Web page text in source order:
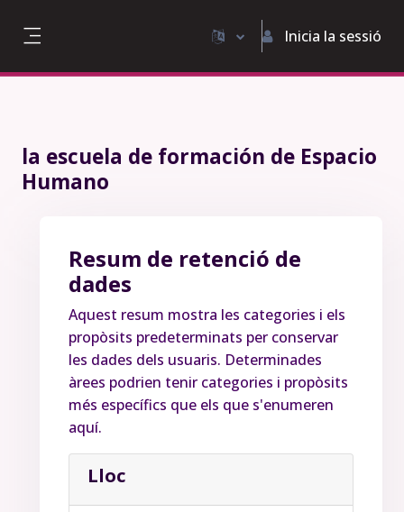
Inicia la sessió
la escuela de formación de Espacio
Humano
Resum de retenció de
dades
Aquest resum mostra les categories i els
propòsits predeterminats per conservar
les dades dels usuaris. Determinades
àrees podrien tenir categories i propòsits
més específics que els que s'enumeren
aquí.
Lloc